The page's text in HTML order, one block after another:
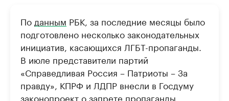
По данным РБК, за последние месяцы было
подготовлено несколько законодательных
инициатив, касающихся ЛГБТ-пропаганды.
В июле представители партий
«Справедливая Россия – Патриоты – За
правду», КПРФ и ЛДПР внесли в Госдуму
законопроект о запрете пропаганды